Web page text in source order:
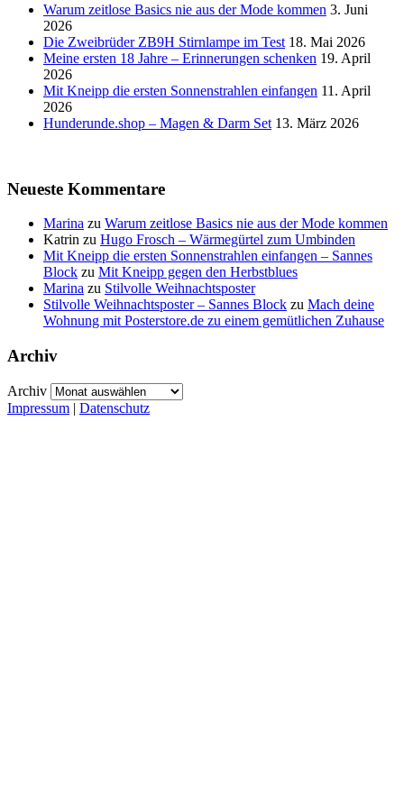
Warum zeitlose Basics nie aus der Mode kommen 3. Juni
2026
Die Zweibrüder ZB9H Stirnlampe im Test 18. Mai 2026
Meine ersten 18 Jahre – Erinnerungen schenken 19. April
2026
Mit Kneipp die ersten Sonnenstrahlen einfangen 11. April
2026
Hunderunde.shop – Magen & Darm Set 13. März 2026
Neueste Kommentare
Marina zu Warum zeitlose Basics nie aus der Mode kommen
Katrin zu Hugo Frosch – Wärmegürtel zum Umbinden
Mit Kneipp die ersten Sonnenstrahlen einfangen – Sannes
Block zu Mit Kneipp gegen den Herbstblues
Marina zu Stilvolle Weihnachtsposter
Stilvolle Weihnachtsposter – Sannes Block zu Mach deine
Wohnung mit Posterstore.de zu einem gemütlichen Zuhause
Archiv
Archiv
Impressum | Datenschutz